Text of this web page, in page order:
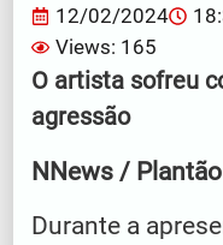
12/02/2024
Views: 165
O artista sofreu
agressão
NNews /
Durante a